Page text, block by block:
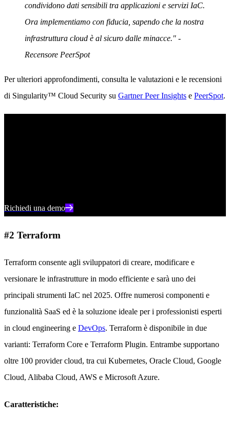
condividono dati sensibili tra applicazioni e servizi IaC.
Ora implementiamo con fiducia, sapendo che la nostra
infrastruttura cloud è al sicuro dalle minacce." -
Recensore PeerSpot
Per ulteriori approfondimenti, consulta le valutazioni e le recensioni
di Singularity™ Cloud Security su Gartner Peer Insights e PeerSpot.
Richiedi una demo
#2 Terraform
Terraform consente agli sviluppatori di creare, modificare e
versionare le infrastrutture in modo efficiente e sarà uno dei
principali strumenti IaC nel 2025. Offre numerosi componenti e
funzionalità SaaS ed è la soluzione ideale per i professionisti esperti
in cloud engineering e DevOps. Terraform è disponibile in due
varianti: Terraform Core e Terraform Plugin. Entrambe supportano
oltre 100 provider cloud, tra cui Kubernetes, Oracle Cloud, Google
Cloud, Alibaba Cloud, AWS e Microsoft Azure.
Caratteristiche: